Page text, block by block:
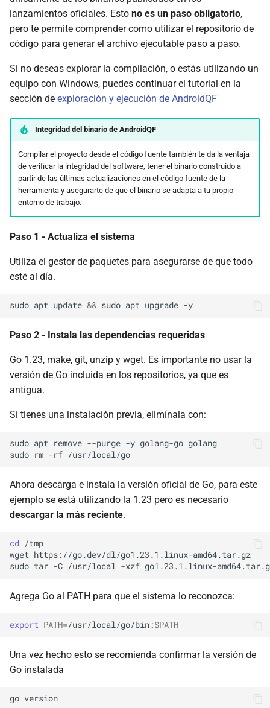
lanzamientos oficiales. Esto no es un paso obligatorio,
pero te permite comprender como utilizar el repositorio de
código para generar el archivo ejecutable paso a paso.
Si no deseas explorar la compilación, o estás utilizando un
equipo con Windows, puedes continuar el tutorial en la
sección de exploración y ejecución de AndroidQF
Integridad del binario de AndroidQF
Compilar el proyecto desde el código fuente también te da la ventaja
de verificar la integridad del software, tener el binario construido a
partir de las últimas actualizaciones en el código fuente de la
herramienta y asegurarte de que el binario se adapta a tu propio
entorno de trabajo.
Paso 1 - Actualiza el sistema
Utiliza el gestor de paquetes para asegurarse de que todo
esté al día.
sudo apt update && sudo apt upgrade
Paso 2 - Instala las dependencias requeridas
Go 1.23, make, git, unzip y wget. Es importante no usar la
versión de Go incluida en los repositorios, ya que es
antigua.
Si tienes una instalación previa, elimínala con:
sudo apt remove --purge -y golang-go golang
sudo rm -rf
Ahora descarga e instala la versión oficial de Go, para este
ejemplo se está utilizando la 1.23 pero es necesario
descargar la más reciente.
cd /tmp
wget https://go.dev/dl/go1.23.1.linux-amd64.tar.gz
sudo tar -C /usr/local -xzf
Agrega Go al PATH para que el sistema lo reconozca:
export PATH=/usr/local/go/bin:$PATH
Una vez hecho esto se recomienda confirmar la versión de
Go instalada
go